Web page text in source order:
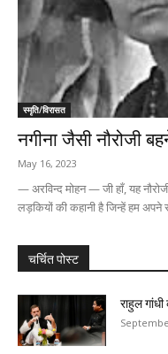
स्मृति/विरासत
नगीना जैसी नौरोजी
May 16, 2023
— अरविन्द मोहन — जी हाँ, यह नौरोजी
लड़कियों की कहानी है जिन्हें हम अपने
चर्चित पोस्ट
राहुल